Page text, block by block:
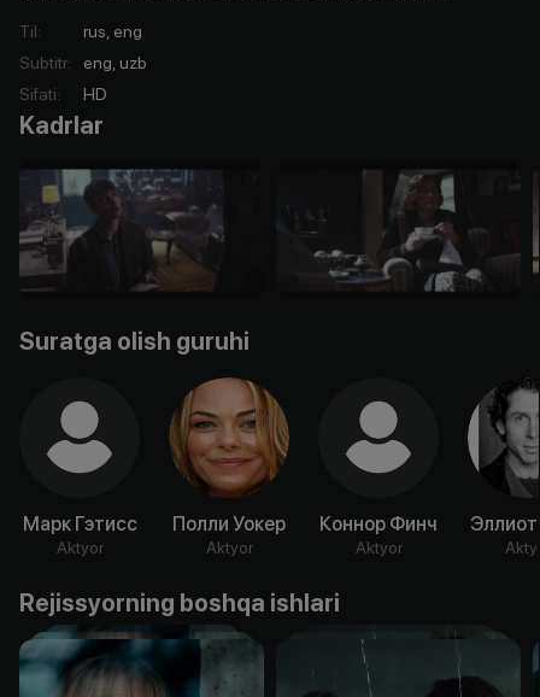
Til:
rus, eng
Subtitr:
eng, uzb
Sifati: HD
Kadrlar
Suratga olish guruhi
Марк Гэтисс
Aktyor
Полли Уокер
Aktyor
Коннор Финч
Aktyor
Rejissyorning boshqa ishlari